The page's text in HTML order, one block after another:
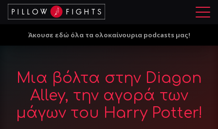
Μ
ο
Άκουσε εδώ όλα τα ολοκαίνουρια podcasts μας!
Mια βόλτα στην Diagon
Alley, την αγορά των
μάγων του Harry Potter!